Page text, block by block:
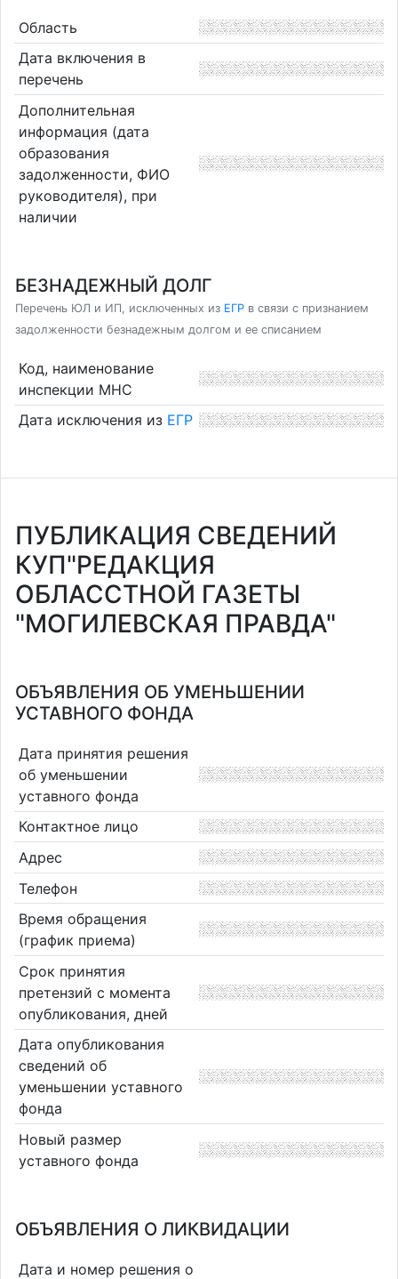
Область
Дата включения в
перечень
Дополнительная
информация (дата
образования
задолженности, ФИО
руководителя), при
наличии
БЕЗНАДЕЖНЫЙ ДОЛГ
Перечень ЮЛ и ИП, исключенных из ЕГР в связи с признанием
задолженности безнадежным долгом и ее списанием
Код, наименование
инспекции МНС
Дата исключения из ЕГР
ПУБЛИКАЦИЯ СВЕДЕНИЙ
КУП"РЕДАКЦИЯ
ОБЛАССТНОЙ ГАЗЕТЫ
"МОГИЛЕВСКАЯ ПРАВДА"
ОБЪЯВЛЕНИЯ ОБ УМЕНЬШЕНИИ
УСТАВНОГО ФОНДА
Дата принятия решения
об уменьшении
уставного фонда
Контактное лицо
Адрес
Телефон
Время обращения
(график приема)
Срок принятия
претензий с момента
опубликования, дней
Дата опубликования
сведений об
уменьшении уставного
фонда
Новый размер
уставного фонда
ОБЪЯВЛЕНИЯ О ЛИКВИДАЦИИ
Дата и номер решения о